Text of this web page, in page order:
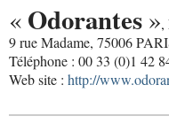
« Odorantes »,
9 rue Madame, 75006
Téléphone : 00 33 (0)1 42
Web site : http://